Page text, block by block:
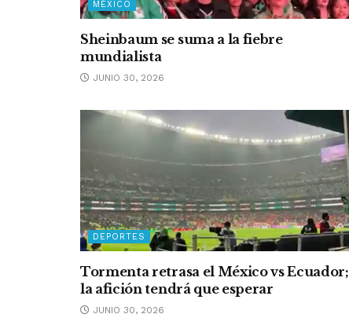
MÉXICO
Sheinbaum se suma a la fiebre
mundialista
JUNIO 30, 2026
DEPORTES
Tormenta retrasa el México vs Ecuador;
la afición tendrá que esperar
JUNIO 30, 2026